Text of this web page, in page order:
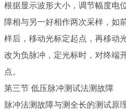
根据显示波形大小，调节幅度电
障相与另一好相作两次采样，如
样后，移动光标定起点，再移动
改为负脉冲，定光标时，对终端
点。
第三节 低压脉冲测试法测故障
脉冲法测故障与测全长的测试原